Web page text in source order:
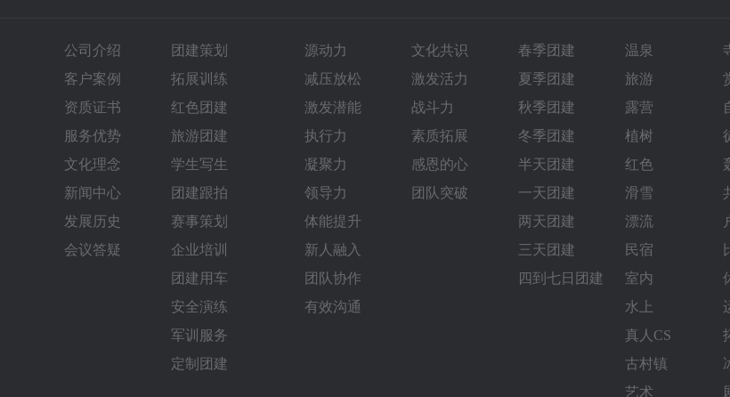
公司介绍
客户案例
资质证书
服务优势
文化理念
新闻中心
发展历史
会议答疑
团建策划
拓展训练
红色团建
旅游团建
学生写生
团建跟拍
赛事策划
企业培训
团建用车
安全演练
军训服务
定制团建
源动力
减压放松
激发潜能
执行力
凝聚力
领导力
体能提升
新人融入
团队协作
有效沟通
文化共识
激发活力
战斗力
素质拓展
感恩的心
团队突破
春季团建
夏季团建
秋季团建
冬季团建
半天团建
一天团建
两天团建
三天团建
四到七日团建
温泉
旅游
露营
植树
红色
滑雪
漂流
民宿
室内
水上
真人CS
古村镇
艺术